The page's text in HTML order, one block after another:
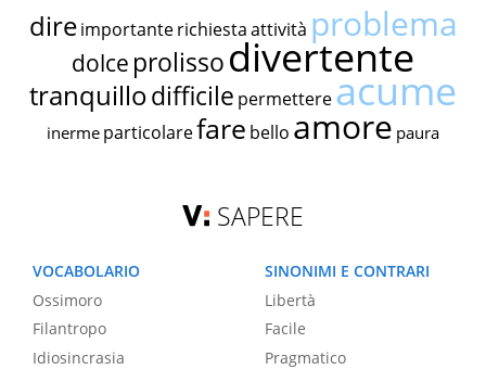
dire importante richiestaattività problema
dolce prolissodivertente
tranquillodifficile permettereacume
inerme particolarefare bello amore paura
SAPERE
VOCABOLARIO
Ossimoro
Filantropo
Idiosincrasia
SINONIMI E CONTRARI
Libertà
Facile
Pragmatico